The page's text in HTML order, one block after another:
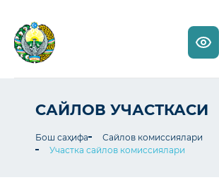
САЙЛОВ УЧАСТКАСИ
Бош саҳифа
Сайлов комиссиялари
Участка сайлов комиссиялари